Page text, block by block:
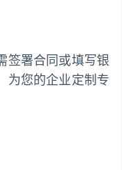
签署合同或填写银
为您的企业定制专